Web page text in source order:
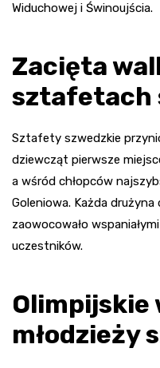
Widuchowej i Świnoujścia.
Zacięta
sztafetach
Sztafety szwedzkie
dziewcząt pierwsze
a wśród chłopców
Goleniowa. Każda
zaowocowało
uczestników.
Olimpijskie
młodzieży